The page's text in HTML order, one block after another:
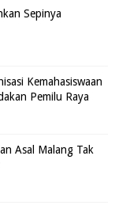
Sepinya
Kemahasiswaan
Pemilu Raya
Asal Malang Tak